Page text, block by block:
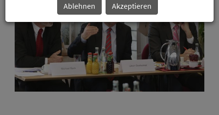
Ablehnen
Akzeptieren